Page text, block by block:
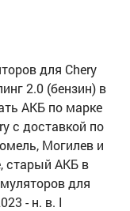
для Chery
2.0 (бензин) в
АКБ по марке
с доставкой по
Могилев и
старый АКБ в
для
- н. в. I